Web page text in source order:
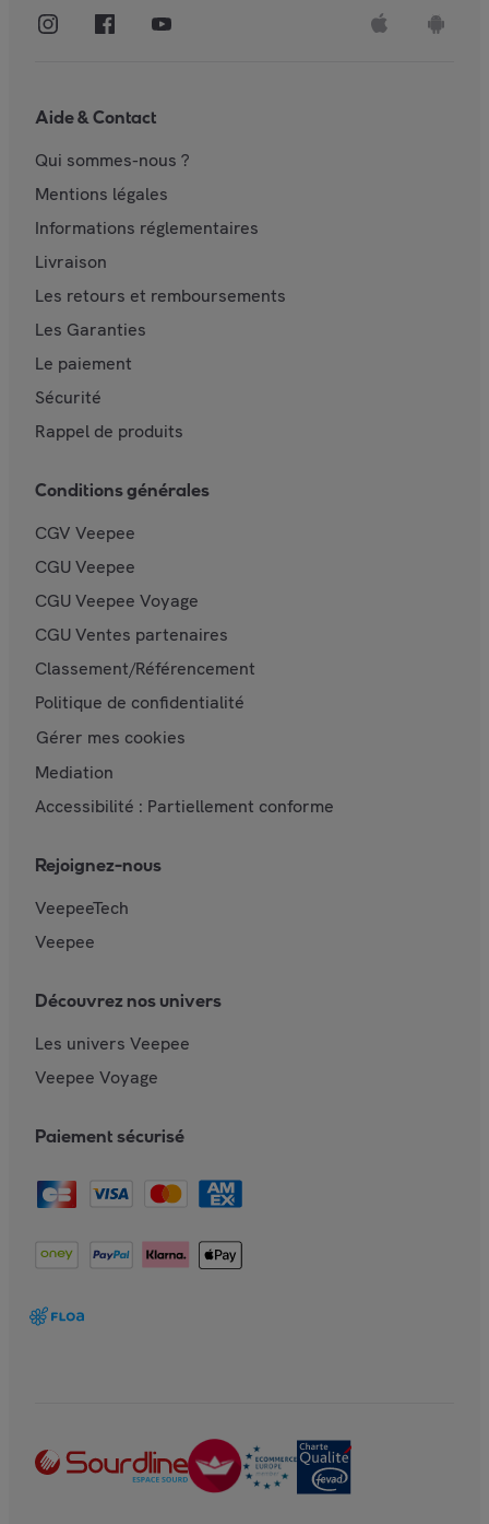
Aide & Contact
Qui sommes-nous ?
Mentions légales
Informations réglementaires
Livraison
Les retours et remboursements
Les Garanties
Le paiement
Sécurité
Rappel de produits
Conditions générales
CGV Veepee
CGU Veepee
CGU Veepee Voyage
CGU Ventes partenaires
Classement/Référencement
Politique de confidentialité
Gérer mes cookies
Mediation
Accessibilité : Partiellement conforme
Rejoignez-nous
VeepeeTech
Veepee
Découvrez nos univers
Les univers Veepee
Veepee Voyage
Paiement sécurisé